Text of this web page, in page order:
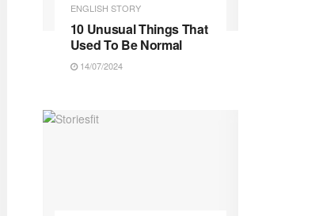
ENGLISH STORY
10 Unusual Things That
Used To Be Normal
14/07/2024